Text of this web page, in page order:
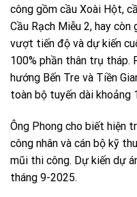
công gồm cầu Xoài Hột,
Cầu Rạch Miễu 2, hay còn
vượt tiến độ và dự kiến
100% phần thân trụ tháp.
hướng Bến Tre và Tiền
toàn bộ tuyến dài khoảng
Ông Phong cho biết hiện
công nhân và cán bộ kỹ
mũi thi công. Dự kiến dự
tháng 9-2025.